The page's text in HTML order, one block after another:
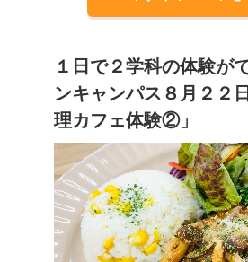
１日で２学科の体験が
ンキャンパス８月２２
理カフェ体験②」